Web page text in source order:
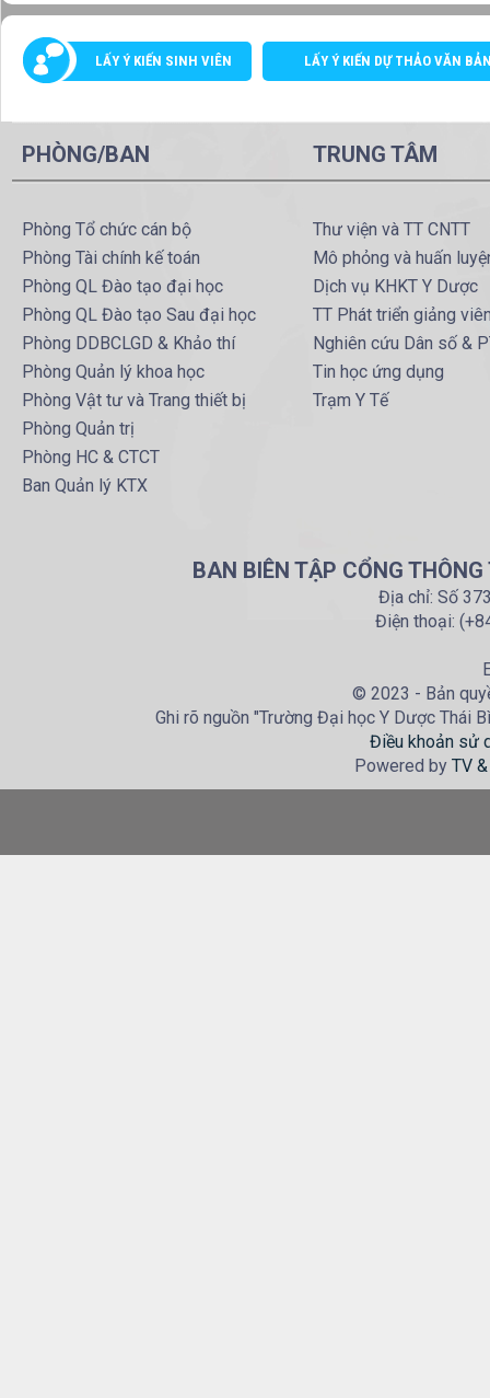
LẤY Ý KIẾN SINH VIÊN LẤY Ý KIẾN DỰ THẢO VĂN
PHÒNG/BAN
Phòng Tổ chức cán bộ
Phòng Tài chính kế toán
Phòng QL Đào tạo đại học
Phòng QL Đào tạo Sau đại học
Phòng DDBCLGD & Khảo thí
Phòng Quản lý khoa học
Phòng Vật tư và Trang thiết bị
Phòng Quản trị
Phòng HC & CTCT
Ban Quản lý KTX
TRUNG TÂM
Thư viện và TT CNTT
Mô phỏng và huấn
Dịch vụ KHKT Y Dược
TT Phát triển giảng
Nghiên cứu Dân số &
Tin học ứng dụng
Trạm Y Tế
BAN BIÊN TẬP CỔNG
Địa chỉ: Số
Điện thoại:
© 2023 - Bản
Ghi rõ nguồn "Trường Đại học Y Dược Thái
Điều khoản sử
Powered by TV